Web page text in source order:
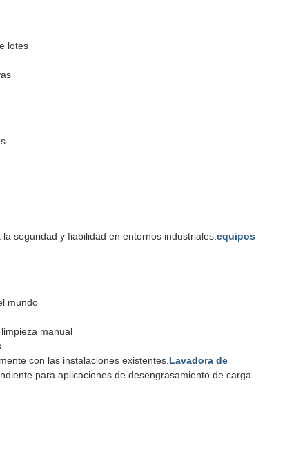
lotes
seguridad y fiabilidad en entornos industriales. equipos
mundo
manual
con las instalaciones existentes. Lavadora de
para aplicaciones de desengrasamiento de carga